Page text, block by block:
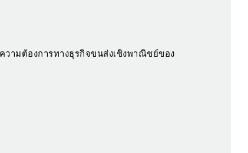
ามต้องการทางธุรกิจขนส่งเชิงพาณิชย์ของ